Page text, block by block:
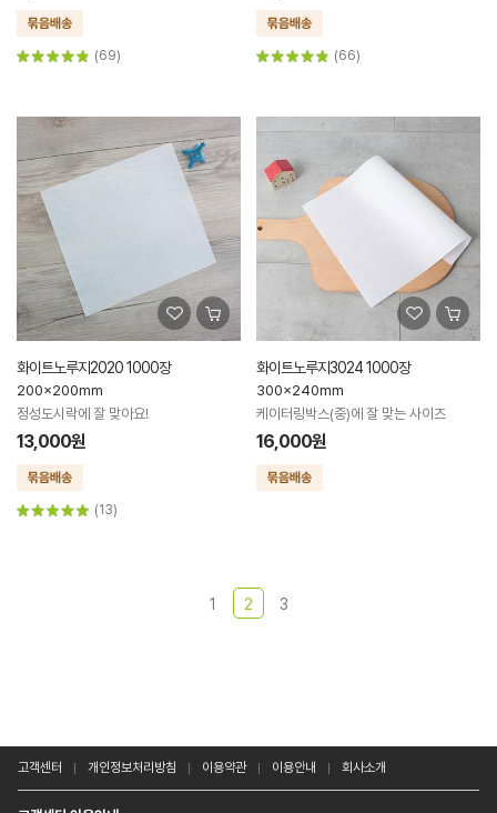
(69) (66)
화이트노루지2020 1000장
200x200mm
정성도시락에 잘 맞아요!
13,000원
(13)
화이트노루지3024 1000장
300x240mm
케이터링박스(중)에 잘 맞는 사이즈
16,000원
1 2 3
고객센터 개인정보처리방침 이용약관 이용안내 회사소개